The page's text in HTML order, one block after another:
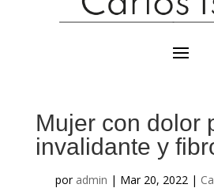
Mujer con dolor
invalidante y
por admin | Mar 20, 2022|